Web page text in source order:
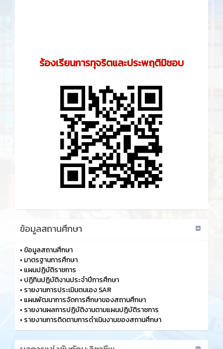
ร้องเรียนการทุจริตและประพฤติมิชอบ
ข้อมูลสถานศึกษา
• ข้อมูลสถานศึกษา
• มาตรฐานการศึกษา
• แผนปฏิบัติราชการ
• ปฏิทินปฏฺิบัติงานประจำปีการศึกษา
• รายงานการประเมินตนเอง SAR
• แผนพัฒนาการจัดการศึกษาของสถานศึกษา
• รายงานผลการปฏิบัติงานตามแผนปฏิบัติราชการ
• รายงานการติดตามการดำเนินงานของสถานศึกษา